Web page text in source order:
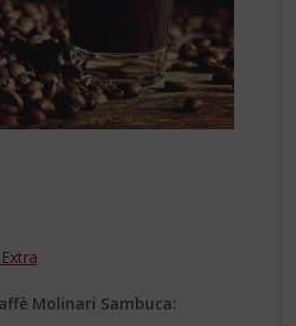
Molinari Sambuca: